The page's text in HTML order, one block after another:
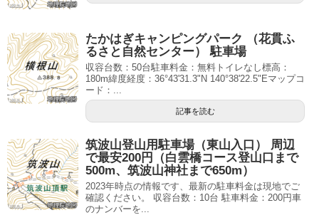
たかはぎキャンピングパーク （花貫ふ
るさと自然センター） 駐車場
収容台数：50台駐車料金：無料トイレなし標高：
180m緯度経度：36°43'31.3"N 140°38'22.5"Eマップコ
ード：...
記事を読む
筑波山登山用駐車場（東山入口） 周辺
で最安200円（白雲橋コース登山口まで
500m、筑波山神社まで650m）
2023年時点の情報です、最新の駐車料金は現地でご
確認ください。 収容台数：10台 駐車料金：200円車
のナンバーを...